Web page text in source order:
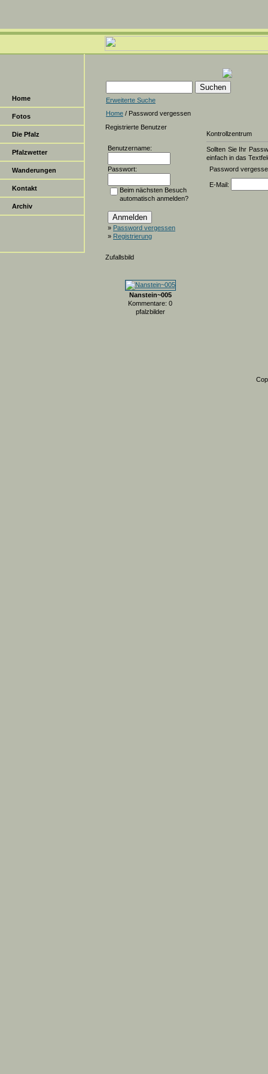
Home
Fotos
Die Pfalz
Pfalzwetter
Wanderungen
Kontakt
Archiv
Erweiterte Suche
Home / Password vergessen
Registrierte Benutzer
Benutzername:
Passwort:
Beim nächsten Besuch
automatisch anmelden?
» Password vergessen
» Registrierung
Zufallsbild
Nanstein~005
Kommentare: 0
pfalzbilder
Kontrollzentrum
Sollten Sie Ihr
einfach in das
Password
E-Mail: